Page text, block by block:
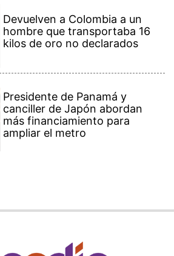
Devuelven a Colombia a un
hombre que transportaba 16
kilos de oro no declarados
Presidente de Panamá y
canciller de Japón abordan
más financiamiento para
ampliar el metro